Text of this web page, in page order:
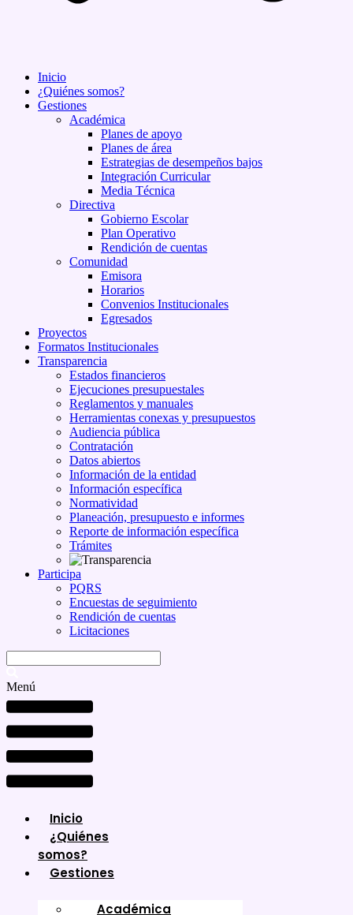
Inicio
¿Quiénes somos?
Gestiones
Académica
Planes de apoyo
Planes de área
Estrategias de desempeños bajos
Integración Curricular
Media Técnica
Directiva
Gobierno Escolar
Plan Operativo
Rendición de cuentas
Comunidad
Emisora
Horarios
Convenios Institucionales
Egresados
Proyectos
Formatos Institucionales
Transparencia
Estados financieros
Ejecuciones presupuestales
Reglamentos y manuales
Herramientas conexas y presupuestos
Audiencia pública
Contratación
Datos abiertos
Información de la entidad
Información específica
Normatividad
Planeación, presupuesto e informes
Reporte de información específica
Trámites
Participa
PQRS
Encuestas de seguimiento
Rendición de cuentas
Licitaciones
Menú
Inicio
¿Quiénes
somos?
Gestiones
Académica